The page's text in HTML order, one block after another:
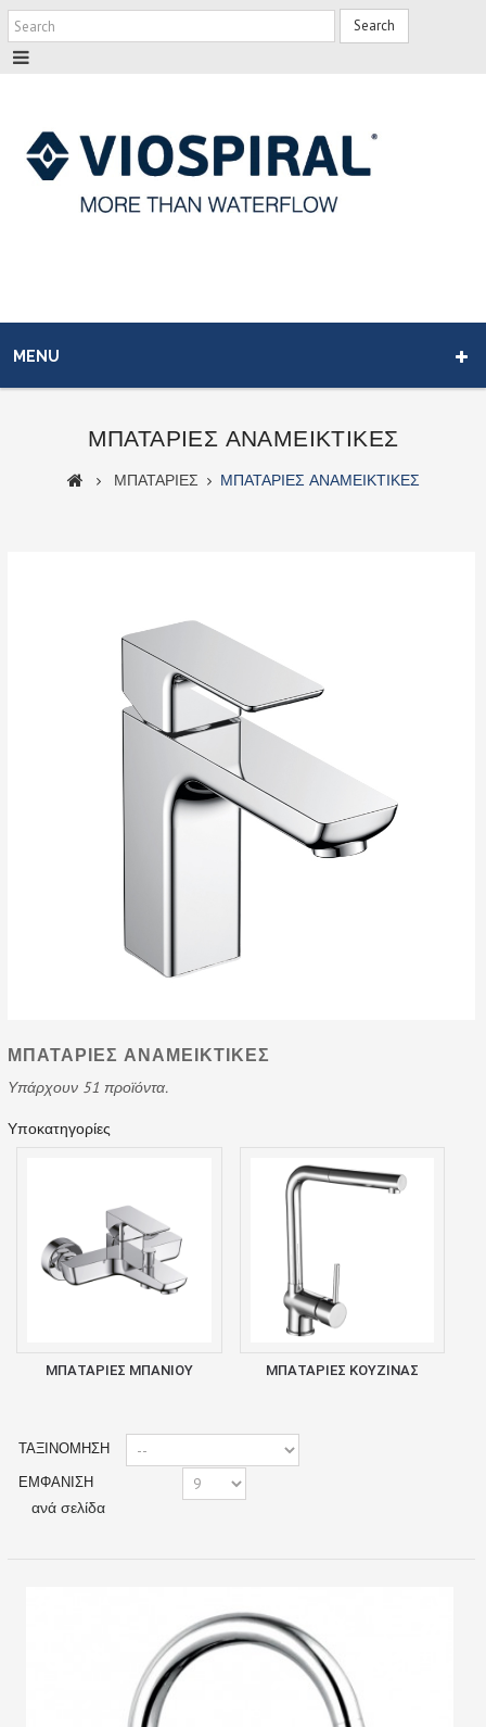
Search
MENU
ΜΠΑΤΑΡΙΕΣ ΑΝΑΜΕΙΚΤΙΚΕΣ
ΜΠΑΤΑΡΙΕΣ ΜΠΑΤΑΡΙΕΣ ΑΝΑΜΕΙΚΤΙΚΕΣ
ΜΠΑΤΑΡΙΕΣ ΑΝΑΜΕΙΚΤΙΚΕΣ
Υπάρχουν 51 προϊόντα.
Υποκατηγορίες
ΜΠΑΤΑΡΙΕΣ ΜΠΑΝΙΟΥ ΜΠΑΤΑΡΙΕΣ ΚΟΥΖΙΝΑΣ
ΤΑΞΙΝΌΜΗΣΗ
ΕΜΦΆΝΙΣΗ
ανά σελίδα